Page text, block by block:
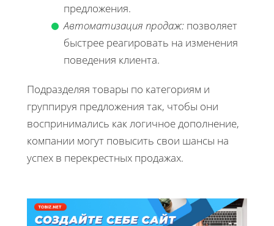
предложения.
Автоматизация продаж: позволяет
быстрее реагировать на изменения
поведения клиента.
Подразделяя товары по категориям и
группируя предложения так, чтобы они
воспринимались как логичное дополнение,
компании могут повысить свои шансы на
успех в перекрестных продажах.